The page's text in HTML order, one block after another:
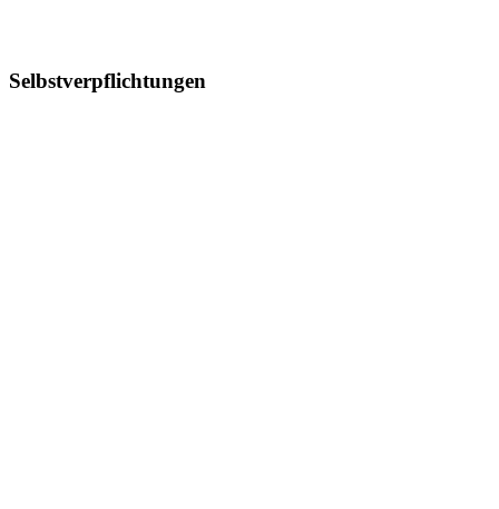
Selbstverpflichtungen